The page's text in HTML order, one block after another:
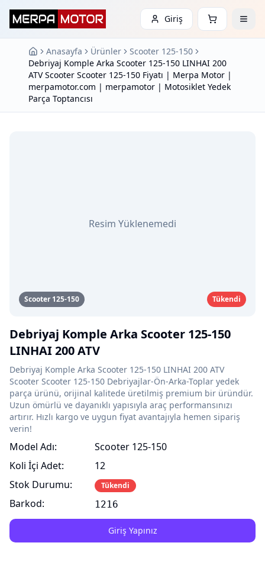
Giriş
Anasayfa Ürünler
Scooter 125-150
Debriyaj Komple Arka Scooter 125-150 LINHAI 200
ATV Scooter Scooter 125-150 Fiyatı | Merpa Motor |
merpamotor.com | merpamotor | Motosiklet Yedek
Parça Toptancısı
Scooter 125-150 Tükendi
Resim Yüklenemedi
Debriyaj Komple Arka Scooter 125-150
LINHAI 200 ATV
Debriyaj Komple Arka Scooter 125-150 LINHAI 200 ATV
Scooter Scooter 125-150 Debriyajlar-Ön-Arka-Toplar yedek
parça ürünü, orijinal kalitede üretilmiş premium bir üründür.
Uzun ömürlü ve dayanıklı yapısıyla araç performansınızı
artırır. Hızlı kargo ve uygun fiyat avantajıyla hemen sipariş
verin!
Model Adı:
Koli İçi Adet:
Stok Durumu:
Barkod:
Scooter 125-150
12
Tükendi
1216
Giriş Yapınız